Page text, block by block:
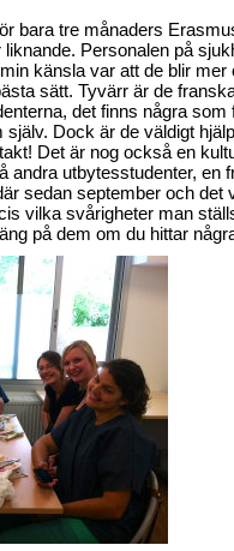
bara tre månaders
Personalen på
känsla var att de blir
sätt. Tyvärr är de
det finns några
Dock är de väldigt
Det är nog också en
andra utbytesstudenter, en
sedan september och det
vilka svårigheter man
på dem om du hittar